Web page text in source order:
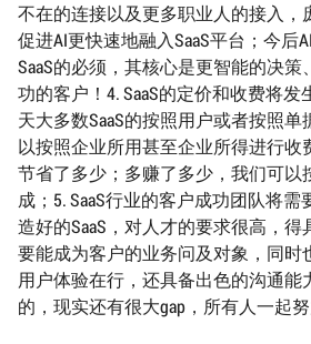
不在的连接以及更多职业人的接入，
促进AI更快速地融入SaaS平台；今后
SaaS的必须，其核心是更智能的决
功的客户！4. SaaS的定价和收费将
天大多数SaaS的按照用户或者按照
以按照企业所用甚至企业所得进行收
节省了多少；多赚了多少，我们可以
成；5. SaaS行业的客户成功团队将
造好的SaaS，对人才的要求很高，得
要能成为客户的业务问及对象，同时
用户体验在行，还具备出色的沟通能
的，现实还有很大gap，所有人一起努